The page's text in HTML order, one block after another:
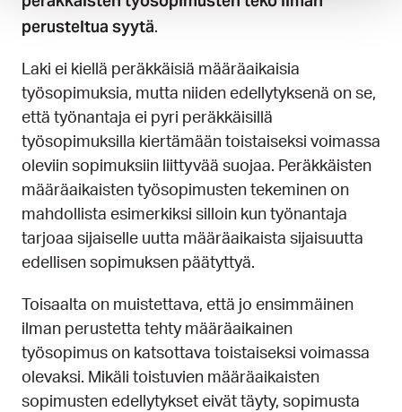
perusteltua syytä.
Laki ei kiellä peräkkäisiä määräaikaisia
työsopimuksia, mutta niiden edellytyksenä on se,
että työnantaja ei pyri peräkkäisillä
työsopimuksilla kiertämään toistaiseksi voimassa
oleviin sopimuksiin liittyvää suojaa. Peräkkäisten
määräaikaisten työsopimusten tekeminen on
mahdollista esimerkiksi silloin kun työnantaja
tarjoaa sijaiselle uutta määräaikaista sijaisuutta
edellisen sopimuksen päätyttyä.
Toisaalta on muistettava, että jo ensimmäinen
ilman perustetta tehty määräaikainen
työsopimus on katsottava toistaiseksi voimassa
olevaksi. Mikäli toistuvien määräaikaisten
sopimusten edellytykset eivät täyty, sopimusta